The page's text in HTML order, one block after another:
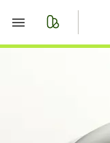
Nachrichten